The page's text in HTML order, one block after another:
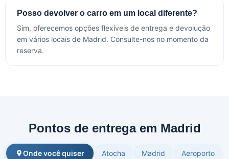
Posso devolver o carro em um local diferente?
Sim, oferecemos opções flexíveis de entrega e devolução
em vários locais de Madrid. Consulte-nos no momento da
reserva.
Pontos de entrega em Madrid
Onde você quiser Atocha Madrid Aeroporto